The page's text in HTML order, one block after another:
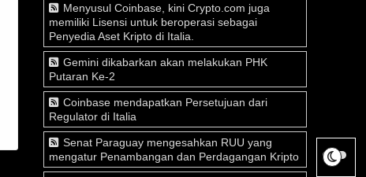
Menyusul Coinbase, kini Crypto.com juga
memiliki Lisensi untuk beroperasi sebagai
Penyedia Aset Kripto di Italia.
Gemini dikabarkan akan melakukan PHK
Putaran Ke-2
Coinbase mendapatkan Persetujuan dari
Regulator di Italia
Senat Paraguay mengesahkan RUU yang
mengatur Penambangan dan Perdagangan Kripto